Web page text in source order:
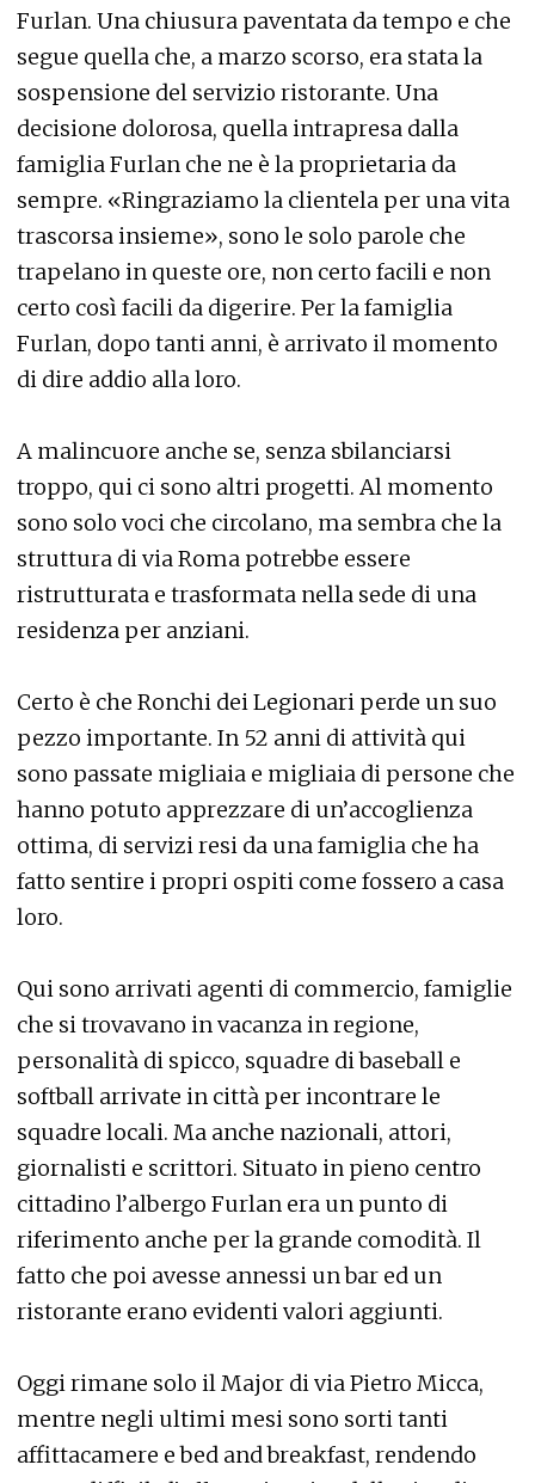
Furlan. Una chiusura paventata da tempo e che
segue quella che, a marzo scorso, era stata la
sospensione del servizio ristorante. Una
decisione dolorosa, quella intrapresa dalla
famiglia Furlan che ne è la proprietaria da
sempre. «Ringraziamo la clientela per una vita
trascorsa insieme», sono le solo parole che
trapelano in queste ore, non certo facili e non
certo così facili da digerire. Per la famiglia
Furlan, dopo tanti anni, è arrivato il momento
di dire addio alla loro.
A malincuore anche se, senza sbilanciarsi
troppo, qui ci sono altri progetti. Al momento
sono solo voci che circolano, ma sembra che la
struttura di via Roma potrebbe essere
ristrutturata e trasformata nella sede di una
residenza per anziani.
Certo è che Ronchi dei Legionari perde un suo
pezzo importante. In 52 anni di attività qui
sono passate migliaia e migliaia di persone che
hanno potuto apprezzare di un’accoglienza
ottima, di servizi resi da una famiglia che ha
fatto sentire i propri ospiti come fossero a casa
loro.
Qui sono arrivati agenti di commercio, famiglie
che si trovavano in vacanza in regione,
personalità di spicco, squadre di baseball e
softball arrivate in città per incontrare le
squadre locali. Ma anche nazionali, attori,
giornalisti e scrittori. Situato in pieno centro
cittadino l’albergo Furlan era un punto di
riferimento anche per la grande comodità. Il
fatto che poi avesse annessi un bar ed un
ristorante erano evidenti valori aggiunti.
Oggi rimane solo il Major di via Pietro Micca,
mentre negli ultimi mesi sono sorti tanti
affittacamere e bed and breakfast, rendendo